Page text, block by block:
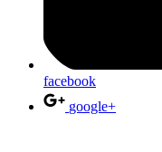
facebook
google+